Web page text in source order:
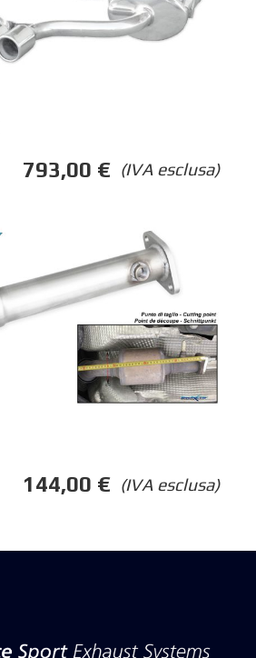
(IVA esclusa)
793,00 €
(IVA esclusa)
144,00 €